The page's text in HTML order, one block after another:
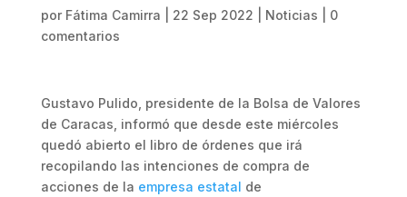
por Fátima Camirra 22 Sep 2022 Noticias
0
comentarios
Gustavo Pulido, presidente de la Bolsa de Valores
de Caracas, informó que desde este miércoles
quedó abierto el libro de órdenes que irá
recopilando las intenciones de compra de
acciones de la empresa estatal de